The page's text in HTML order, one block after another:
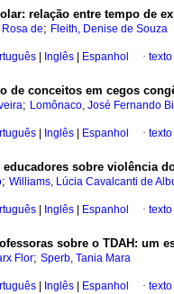
: relação entre tempo de
de; Fleith, Denise de Souza
Inglês Espanhol ·
de conceitos em cegos
; Lomônaco, José Fernando
Inglês Espanhol ·
educadores sobre violência
; Williams, Lúcia Cavalcanti de
Inglês Espanhol ·
sobre o TDAH : um
Flor; Sperb, Tania Mara
Inglês Espanhol ·